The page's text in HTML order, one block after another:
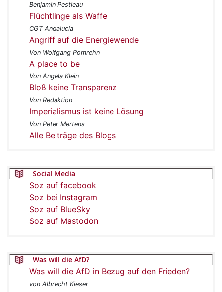
Benjamin Pestieau
Flüchtlinge als Waffe
CGT Andalucía
Angriff auf die Energiewende
Von Wolfgang Pomrehn
A place to be
Von Angela Klein
Bloß keine Transparenz
Von Redaktion
Imperialismus ist keine Lösung
Von Peter Mertens
Alle Beiträge des Blogs
Social Media
Soz auf facebook
Soz bei Instagram
Soz auf BlueSky
Soz auf Mastodon
Was will die AfD?
Was will die AfD in Bezug auf den Frieden?
von Albrecht Kieser